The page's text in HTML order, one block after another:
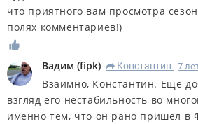
что приятного вам просмотра
полях комментариев!)
Вадим (fipk) R Константин 7
Взаимно, Константин. Ещё
взгляд его нестабильность во
именно тем, что он рано пришёл в